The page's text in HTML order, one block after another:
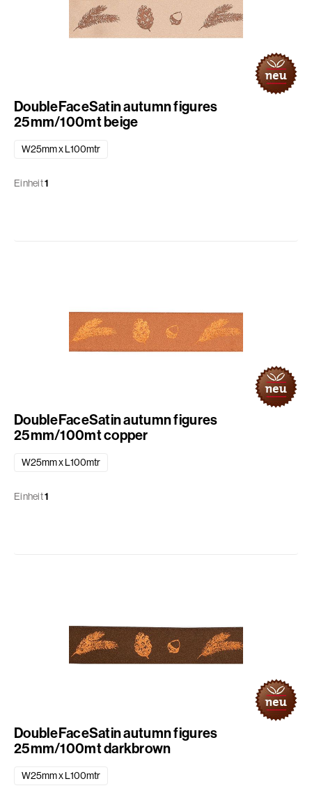
DoubleFaceSatin autumn figures
25mm/100mt beige
W25mm x L100mtr
Einheit1
DoubleFaceSatin autumn figures
25mm/100mt copper
W25mm x L100mtr
Einheit1
DoubleFaceSatin autumn figures
25mm/100mt darkbrown
W25mm x L100mtr